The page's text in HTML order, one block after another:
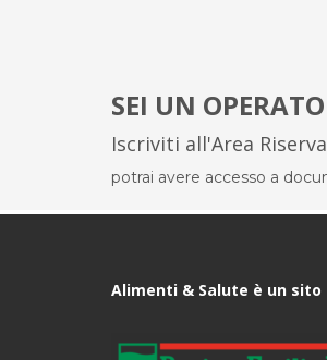
SEI UN
Iscriviti all'Area
potrai avere accesso a
Alimenti & Salute è un